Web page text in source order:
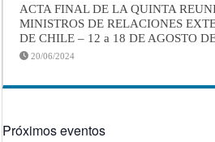
ACTA FINAL DE LA QUINTA
MINISTROS DE RELACIONES
DE CHILE – 12 a 18 DE AGOSTO
20/06/2024
Próximos eventos